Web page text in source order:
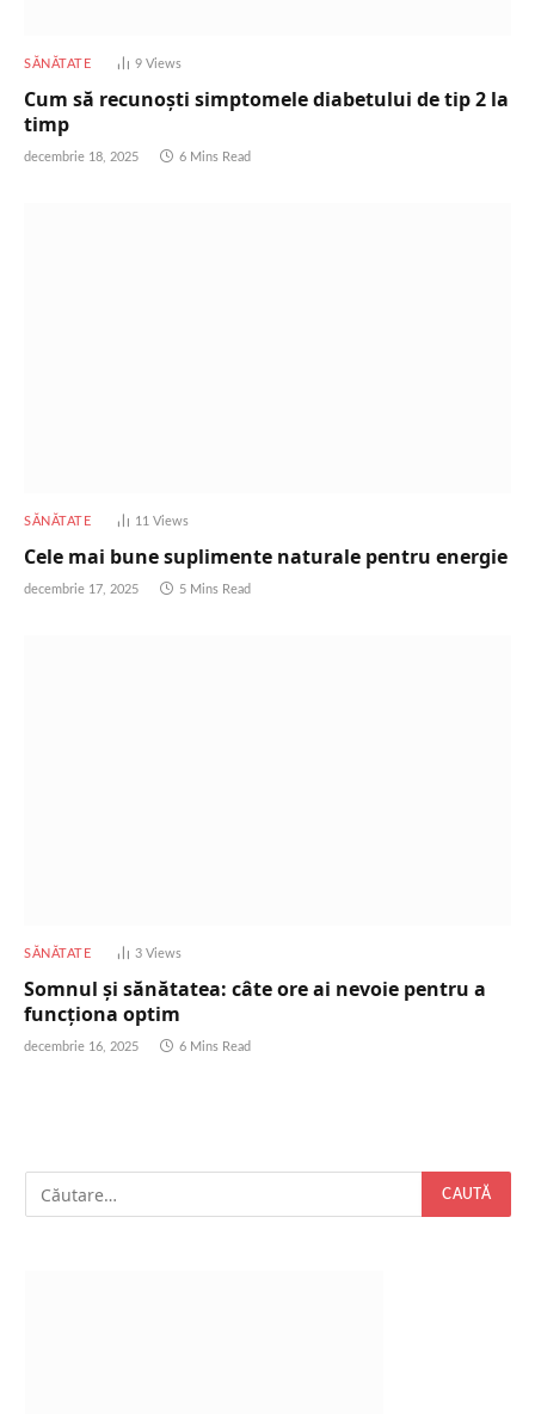
SĂNĂTATE 9Views
Cum să recunoști simptomele diabetului de tip 2 la
timp
decembrie 18, 2025 6 Mins Read
SĂNĂTATE 11Views
Cele mai bune suplimente naturale pentru energie
decembrie 17, 2025 5 Mins Read
SĂNĂTATE 3Views
Somnul și sănătatea: câte ore ai nevoie pentru a
funcționa optim
decembrie 16, 2025 6 Mins Read